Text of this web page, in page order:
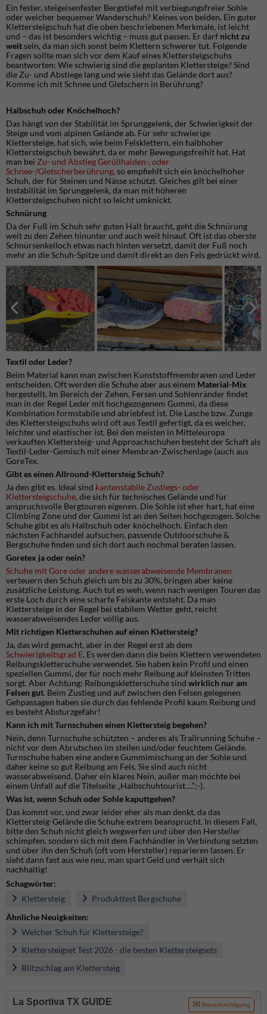
Ein fester, steigeisenfester Bergstiefel mit verbiegungsfreier Sohle
oder weicher bequemer Wanderschuh? Keines von beiden. Ein guter
Klettersteigschuh hat die oben beschriebenen Merkmale, ist leicht
und – das ist besonders wichtig – muss gut passen. Er darf nicht zu
weitsein, da man sich sonst beim Klettern schwerer tut. Folgende
Fragen sollte man sich vor dem Kauf eines Klettersteigschuhs
beantworten: Wie schwierig sind die geplanten Klettersteige? Sind
die Zu- und Abstiege lang und wie sieht das Gelände dort aus?
Komme ich mit Schnee und Gletschern in Berührung?
Halbschuh oder Knöchelhoch?
Das hängt von der Stabilität im Sprunggelenk, der Schwierigkeit der
Steige und vom alpinen Gelände ab. Für sehr schwierige
Klettersteige, hat sich, wie beim Felsklettern, ein halbhoher
Klettersteigschuh bewährt, da er mehr Bewegungsfreihit hat. Hat
man bei Zu- und Abstieg Geröllhalden-, oder
Schnee-/Gletscherberührung, so empfiehlt sich ein knöchelhoher
Schuh, der für Steinen und Nässe schützt. Gleiches gilt bei einer
Instabilität im Sprunggelenk, da man mit höheren
Klettersteigschuhen nicht so leicht umknickt.
Schnürung
Da der Fuß im Schuh sehr guten Halt braucht, geht die Schnürung
weit zu den Zehen hinunter und auch weit hinauf. Oft ist das oberste
Schnürsenkelloch etwas nach hinten versetzt, damit der Fuß noch
mehr an die Schuh-Spitze und damit direkt an den Fels gedrückt wird.
Textil oder Leder?
Beim Material kann man zwischen Kunststoffmembranen und Leder
entscheiden. Oft werden die Schuhe aber aus einem Material-Mix
hergestellt. Im Bereich der Zehen, Fersen und Sohlenränder findet
man in der Regel Leder mit hochgezogenem Gummi, da diese
Kombination formstabile und abriebfest ist. Die Lasche bzw. Zunge
des Klettersteigschuhs wird oft aus Textil gefertigt, da es weicher,
leichter und elastischer ist. Bei den meisten in Mitteleuropa
verkauften Klettersteig- und Approachschuhen besteht der Schaft als
Textil-Leder-Gemisch mit einer Membran-Zwischenlage (auch aus
GoreTex.
Gibt es einen Allround-Klettersteig Schuh?
Ja den gibt es. Ideal sind kantenstabile Zustiegs- oder
Klettersteigschuhe, die sich für technisches Gelände und für
anspruchsvolle Bergtouren eigenen. Die Sohle ist eher hart, hat eine
Climbing Zone und der Gummi ist an den Seiten hochgezogen. Solche
Schuhe gibt es als Halbschuh oder knöchelhoch. Einfach den
nächsten Fachhandel aufsuchen, passende Outdoorschuhe &
Bergschuhe finden und sich dort auch nochmal beraten lassen.
Goretex ja oder nein?
Schuhe mit Gore oder andere wasserabweisende Membranen
verteuern den Schuh gleich um bis zu 30%, bringen aber keine
zusätzliche Leistung. Auch tut es weh, wenn nach wenigen Touren das
erste Loch durch eine scharfe Felskante entsteht. Da man
Klettersteige in der Regel bei stabilem Wetter geht, reicht
wasserabweisendes Leder völlig aus.
Mit richtigen Kletterschuhen auf einen Klettersteig?
Ja, das wird gemacht, aber in der Regel erst ab dem
Schwierigkeitsgrad E. Es werden dann die beim Klettern verwendeten
Reibungskletterschuhe verwendet. Sie haben kein Profil und einen
speziellen Gummi, der für noch mehr Reibung auf kleinsten Tritten
sorgt. Aber Achtung: Reibungskletterschuhe sind wirklich nur am
Felsen gut. Beim Zustieg und auf zwischen den Felsen gelegenen
Gehpassagen haben sie durch das fehlende Profil kaum Reibung und
es besteht Absturzgefahr!
Kann ich mit Turnschuhen einen Klettersteig begehen?
Nein, denn Turnschuhe schützten – anderes als Trailrunning Schuhe –
nicht vor dem Abrutschen im steilen und/oder feuchtem Gelände.
Turnschuhe haben eine andere Gummimischung an der Sohle und
daher keine so gut Reibung am Fels. Sie sind auch nicht
wasserabweisend. Daher ein klares Nein, außer man möchte bei
einem Unfall auf die Titelseite „Halbschuhtourist….“;-).
Was ist, wenn Schuh oder Sohle kaputtgehen?
Das kommt vor, und zwar leider eher als man denkt, da das
Klettersteig-Gelände die Schuhe extrem beansprucht. In diesem Fall,
bitte den Schuh nicht gleich wegwerfen und über den Hersteller
schimpfen, sondern sich mit dem Fachhändler in Verbindung setzten
und über ihn den Schuh (oft vom Hersteller) reparieren lassen. Er
sieht dann fast aus wie neu, man spart Geld und verhält sich
nachhaltig!
Schagwörter:
Klettersteig
Produkttest Bergschuhe
Ähnliche Neuigkeiten:
Welcher Schuh für Klettersteige?
Klettersteigset Test 2026 - die besten Klettersteigsets
Blitzschlag am Klettersteig
La Sportiva TX GUIDE Benachrichtigung